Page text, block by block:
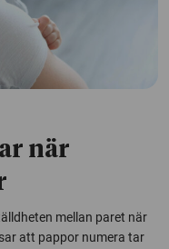
när
mellan paret när
att pappor numera tar